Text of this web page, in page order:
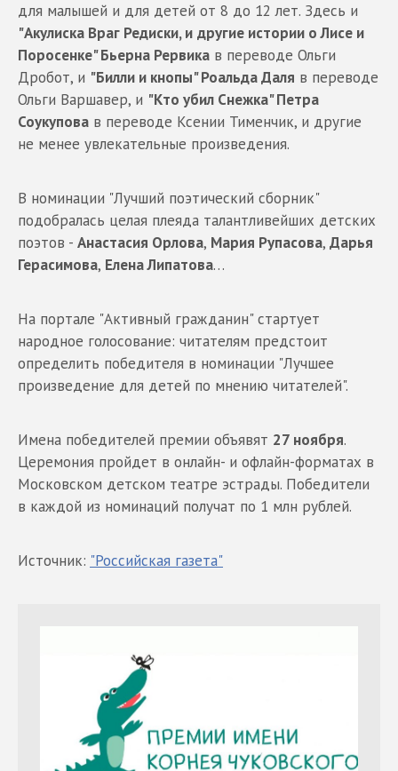
для малышей и для детей от 8 до 12 лет. Здесь и
"Акулиска Враг Редиски, и другие истории о Лисе и
Поросенке" Бьерна Рервика в переводе Ольги
Дробот, и "Билли и кнопы" Роальда Даля в переводе
Ольги Варшавер, и "Кто убил Снежка" Петра
Соукупова в переводе Ксении Тименчик, и другие
не менее увлекательные произведения.
В номинации "Лучший поэтический сборник"
подобралась целая плеяда талантливейших детских
поэтов - Анастасия Орлова, Мария Рупасова, Дарья
Герасимова, Елена Липатова…
На портале "Активный гражданин" стартует
народное голосование: читателям предстоит
определить победителя в номинации "Лучшее
произведение для детей по мнению читателей".
Имена победителей премии объявят 27 ноября.
Церемония пройдет в онлайн- и офлайн-форматах в
Московском детском театре эстрады. Победители
в каждой из номинаций получат по 1 млн рублей.
Источник: "Российская газета"